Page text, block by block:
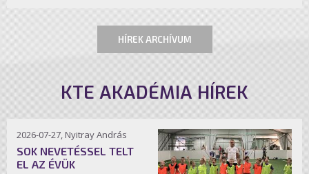
HÍREK ARCHÍVUM
KTE AKADÉMIA HÍREK
2026-07-27, Nyitray András
SOK NEVETÉSSEL TELT
EL AZ ÉVÜK